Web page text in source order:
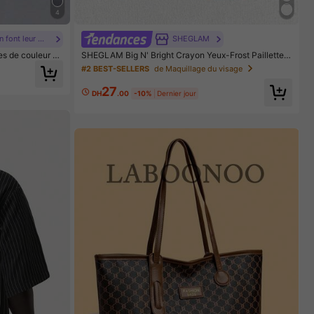
4
#Les nœuds papillon font leur grand retour.
de couleur un
avec desig
déco
SHEGLAM
SHEGLAM Big N' Bright Crayon Yeux-Frost Paillettes
Marque De Beauté CosméTique Maquillage Pour Fem
mes Et Filles
#2 BEST-SELLERS de Maquillage du visage
DH27.00 -10% Dernier jour